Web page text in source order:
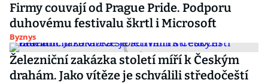
Firmy couvají od Prague Pride. Podporu
duhovému festivalu škrtl i Microsoft
Byznys
Železniční zakázka století míří k Českým
drahám. Jako vítěze je schválili středočeští